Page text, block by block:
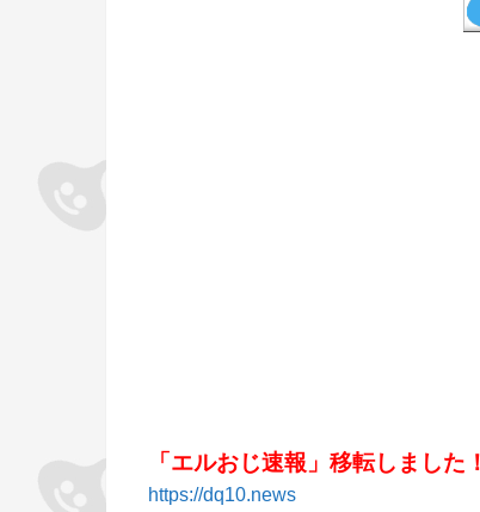
「エルおじ速報」移転しました！
https://dq10.news